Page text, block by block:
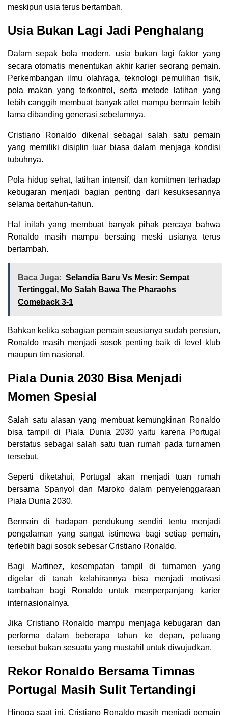
meskipun usia terus bertambah.
Usia Bukan Lagi Jadi Penghalang
Dalam sepak bola modern, usia bukan lagi faktor yang
secara otomatis menentukan akhir karier seorang pemain.
Perkembangan ilmu olahraga, teknologi pemulihan fisik,
pola makan yang terkontrol, serta metode latihan yang
lebih canggih membuat banyak atlet mampu bermain lebih
lama dibanding generasi sebelumnya.
Cristiano Ronaldo dikenal sebagai salah satu pemain
yang memiliki disiplin luar biasa dalam menjaga kondisi
tubuhnya.
Pola hidup sehat, latihan intensif, dan komitmen terhadap
kebugaran menjadi bagian penting dari kesuksesannya
selama bertahun-tahun.
Hal inilah yang membuat banyak pihak percaya bahwa
Ronaldo masih mampu bersaing meski usianya terus
bertambah.
Baca Juga: Selandia Baru Vs Mesir: Sempat
Tertinggal, Mo Salah Bawa The Pharaohs
Comeback 3-1
Bahkan ketika sebagian pemain seusianya sudah pensiun,
Ronaldo masih menjadi sosok penting baik di level klub
maupun tim nasional.
Piala Dunia 2030 Bisa Menjadi
Momen Spesial
Salah satu alasan yang membuat kemungkinan Ronaldo
bisa tampil di Piala Dunia 2030 yaitu karena Portugal
berstatus sebagai salah satu tuan rumah pada turnamen
tersebut.
Seperti diketahui, Portugal akan menjadi tuan rumah
bersama Spanyol dan Maroko dalam penyelenggaraan
Piala Dunia 2030.
Bermain di hadapan pendukung sendiri tentu menjadi
pengalaman yang sangat istimewa bagi setiap pemain,
terlebih bagi sosok sebesar Cristiano Ronaldo.
Bagi Martinez, kesempatan tampil di turnamen yang
digelar di tanah kelahirannya bisa menjadi motivasi
tambahan bagi Ronaldo untuk memperpanjang karier
internasionalnya.
Jika Cristiano Ronaldo mampu menjaga kebugaran dan
performa dalam beberapa tahun ke depan, peluang
tersebut bukan sesuatu yang mustahil untuk diwujudkan.
Rekor Ronaldo Bersama Timnas
Portugal Masih Sulit Tertandingi
Hingga saat ini, Cristiano Ronaldo masih menjadi pemain